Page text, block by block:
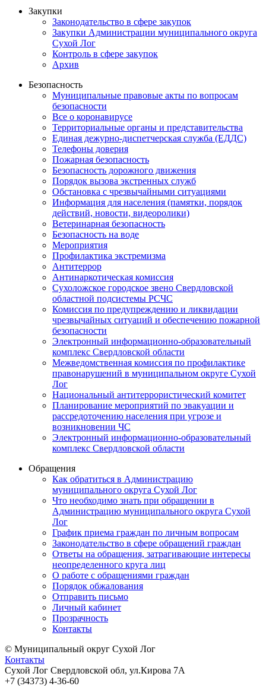
Закупки
Законодательство в сфере закупок
Закупки Администрации муниципального округа
Сухой Лог
Контроль в сфере закупок
Архив
Безопасность
Муниципальные правовые акты по вопросам
безопасности
Все о коронавирусе
Территориальные органы и представительства
Единая дежурно-диспетчерская служба (ЕДДС)
Телефоны доверия
Пожарная безопасность
Безопасность дорожного движения
Порядок вызова экстренных служб
Обстановка с чрезвычайными ситуациями
Информация для населения (памятки, порядок
действий, новости, видеоролики)
Ветеринарная безопасность
Безопасность на воде
Мероприятия
Профилактика экстремизма
Антитеррор
Антинаркотическая комиссия
Сухоложское городское звено Свердловской
областной подсистемы РСЧС
Комиссия по предупреждению и ликвидации
чрезвычайных ситуаций и обеспечению пожарной
безопасности
Электронный информационно-образовательный
комплекс Cвердловской области
Межведомственная комиссия по профилактике
правонарушений в муниципальном округе Сухой
Лог
Национальный антитеррористический комитет
Планирование мероприятий по эвакуации и
рассредоточению населения при угрозе и
возникновении ЧС
Электронный информационно-образовательный
комплекс Свердловской области
Обращения
Как обратиться в Администрацию
муниципального округа Сухой Лог
Что необходимо знать при обращении в
Администрацию муниципального округа Сухой
Лог
График приема граждан по личным вопросам
Законодательство в сфере обращений граждан
Ответы на обращения, затрагивающие интересы
неопределенного круга лиц
О работе с обращениями граждан
Порядок обжалования
Отправить письмо
Личный кабинет
Прозрачность
Контакты
© Муниципальный округ Сухой Лог
Контакты
Сухой Лог Свердловской обл, ул.Кирова 7А
+7 (34373) 4-36-60